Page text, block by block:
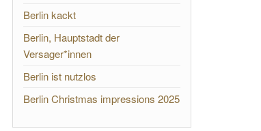
Berlin kackt
Berlin, Hauptstadt der
Versager*innen
Berlin ist nutzlos
Berlin Christmas impressions 2025